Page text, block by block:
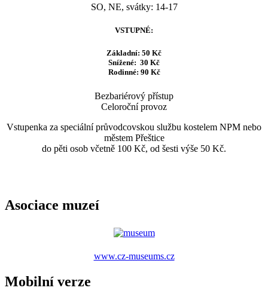
SO, NE, svátky: 14-17
VSTUPNÉ:
Základní: 50 Kč
Snížené: 30 Kč
Rodinné: 90 Kč
Bezbariérový přístup
Celoroční provoz
Vstupenka za speciální průvodcovskou službu kostelem NPM nebo
městem Přeštice
do pěti osob včetně 100 Kč, od šesti výše 50 Kč.
Asociace muzeí
www.cz-museums.cz
Mobilní verze